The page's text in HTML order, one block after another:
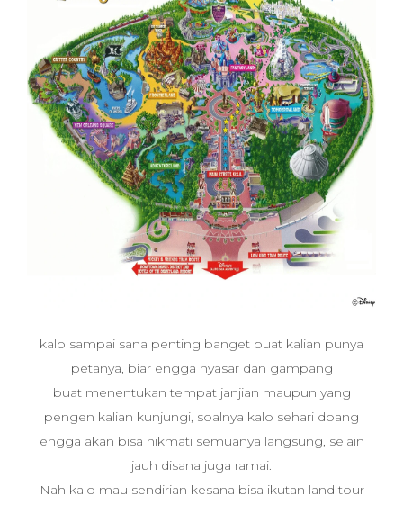
kalo sampai sana penting banget buat kalian punya
petanya, biar engga nyasar dan gampang
buat menentukan tempat janjian maupun yang
pengen kalian kunjungi, soalnya kalo sehari doang
engga akan bisa nikmati semuanya langsung, selain
jauh disana juga ramai.
Nah kalo mau sendirian kesana bisa ikutan land tour